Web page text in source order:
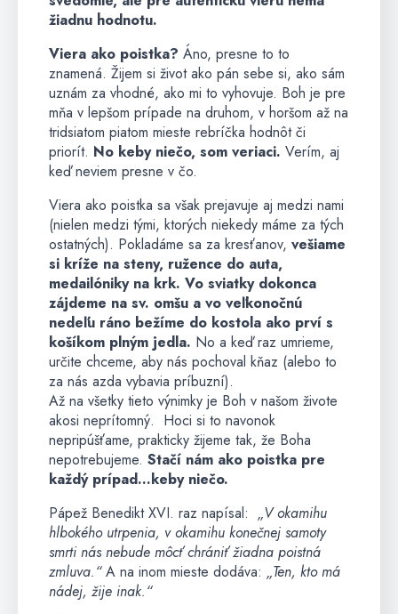
žiadnu hodnotu.
Viera ako poistka? Áno, presne to to
znamená. Žijem si život ako pán sebe si, ako sám
uznám za vhodné, ako mi to vyhovuje. Boh je pre
mňa v lepšom prípade na druhom, v horšom až na
tridsiatom piatom mieste rebríčka hodnôt či
priorít. No keby niečo, som veriaci. Verím, aj
keď neviem presne v čo.
Viera ako poistka sa však prejavuje aj medzi nami
(nielen medzi tými, ktorých niekedy máme za tých
ostatných). Pokladáme sa za kresťanov, vešiame
si kríže na steny, ružence do auta,
medailóniky na krk. Vo sviatky dokonca
zájdeme na sv. omšu a vo veľkonočnú
nedeľu ráno bežíme do kostola ako prví s
košíkom plným jedla. No a keď raz umrieme,
určite chceme, aby nás pochoval kňaz (alebo to
za nás azda vybavia príbuzní).
Až na všetky tieto výnimky je Boh v našom živote
akosi neprítomný. Hoci si to navonok
nepripúšťame, prakticky žijeme tak, že Boha
nepotrebujeme. Stačí nám ako poistka pre
každý prípad…keby niečo.
Pápež Benedikt XVI. raz napísal: „V okamihu
hlbokého utrpenia, v okamihu konečnej samoty
smrti nás nebude môcť chrániť žiadna poistná
zmluva.“A na inom mieste dodáva: „Ten, kto má
nádej, žije inak.“